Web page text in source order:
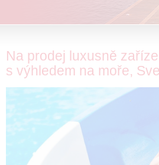
Na prodej luxusně
s výhledem na moře,